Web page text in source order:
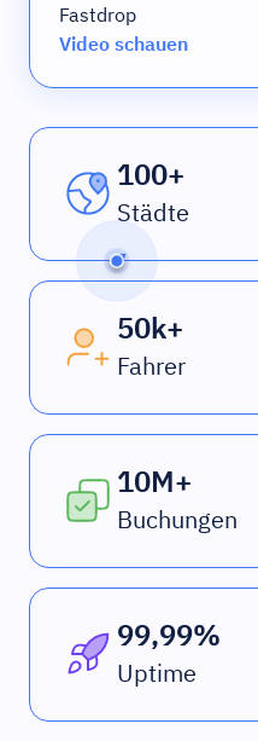
Fastdrop
Video schauen
100+
Städte
50k+
Fahrer
10M+
Buchungen
99,99%
Uptime